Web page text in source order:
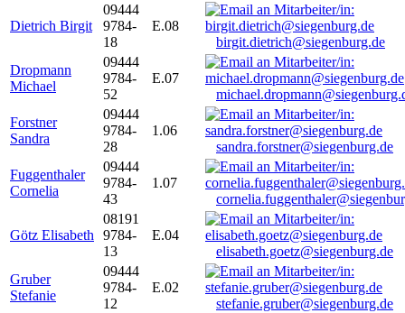
Dietrich Birgit
09444
9784-
18
E.08
birgit.dietrich@siegenburg.de
Dropmann
Michael
09444
9784-
52
E.07
Forstner
Sandra
09444
9784-
28
1.06
sandra.forstner@siegenburg.de
Fuggenthaler
Cornelia
09444
9784-
43
1.07
Götz Elisabeth
08191
9784-
13
E.04
elisabeth.goetz@siegenburg.de
Gruber
Stefanie
09444
9784-
12
E.02
stefanie.gruber@siegenburg.de